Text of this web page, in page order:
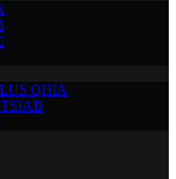
QHIA